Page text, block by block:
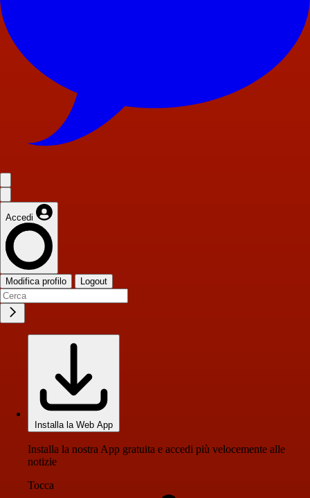
Accedi
Modifica profilo Logout
Installa la Web App
Installa la nostra App gratuita e accedi più velocemente alle
notizie
Tocca